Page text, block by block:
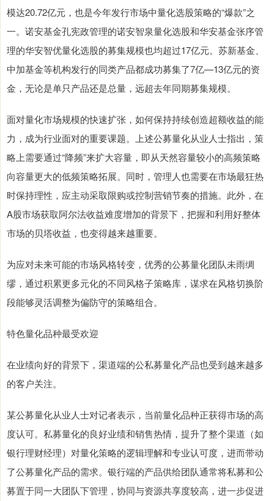
模达20.72亿元，也是今年发行市场中量化选股策略的“爆款”之
一。诺安基金孔宪政管理的诺安智泉量化选股和华安基金张序管
理的华安智优量化选股的募集规模也均超过17亿元。苏新基金、
中加基金等机构发行的同类产品都成功募集了7亿—13亿元的资
金，无论是单只产品还是总量，远超去年同期募集规模。
面对量化市场规模的快速扩张，如何保持持续创造超额收益的能
力，成为行业面对的重要课题。上述公募量化从业人士指出，策
略上需要通过“降频”来扩大容量，即从天然容量较小的高频策略
向容量更大的低频策略拓展。同时，管理人也需要在市场最狂热
时保持理性，应主动采取限购或控制营销节奏的措施。此外，在
A股市场获取阿尔法收益难度增加的背景下，把握和利用好整体
市场的贝塔收益，也变得越来越重要。
为应对未来可能的市场风格转变，优秀的公募量化团队未雨绸
缪，通过积累更多元化的不同风格子策略库，谋求在风格切换阶
段能够灵活调整为偏防守的策略组合。
特色量化品种最受欢迎
在业绩向好的背景下，渠道端的公私募量化产品也受到越来越多
的客户关注。
某公募量化从业人士对记者表示，当前量化品种正获得市场的高
度认可。私募量化的良好业绩和销售热情，提升了整个渠道（如
银行理财经理）对量化策略的逻辑理解和专业认可度，进而带动
了公募量化产品的需求。银行端的产品供给团队通常将私募和公
募置于同一大团队下管理，协同与资源共享度较高，进一步促进